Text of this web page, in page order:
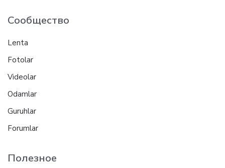
Сообщество
Lenta
Fotolar
Videolar
Odamlar
Guruhlar
Forumlar
Полезное